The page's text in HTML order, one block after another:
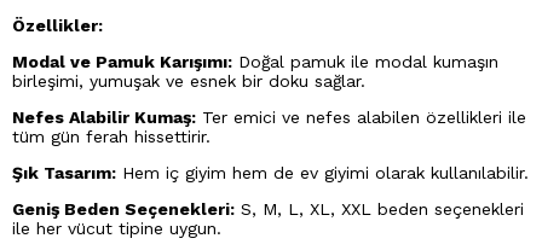
Özellikler:
Modal ve Pamuk Karışımı: Doğal pamuk ile modal kumaşın
birleşimi, yumuşak ve esnek bir doku sağlar.
Nefes Alabilir Kumaş: Ter emici ve nefes alabilen özellikleri ile
tüm gün ferah hissettirir.
Şık Tasarım: Hem iç giyim hem de ev giyimi olarak kullanılabilir.
Geniş Beden Seçenekleri: S, M, L, XL, XXL beden seçenekleri
ile her vücut tipine uygun.